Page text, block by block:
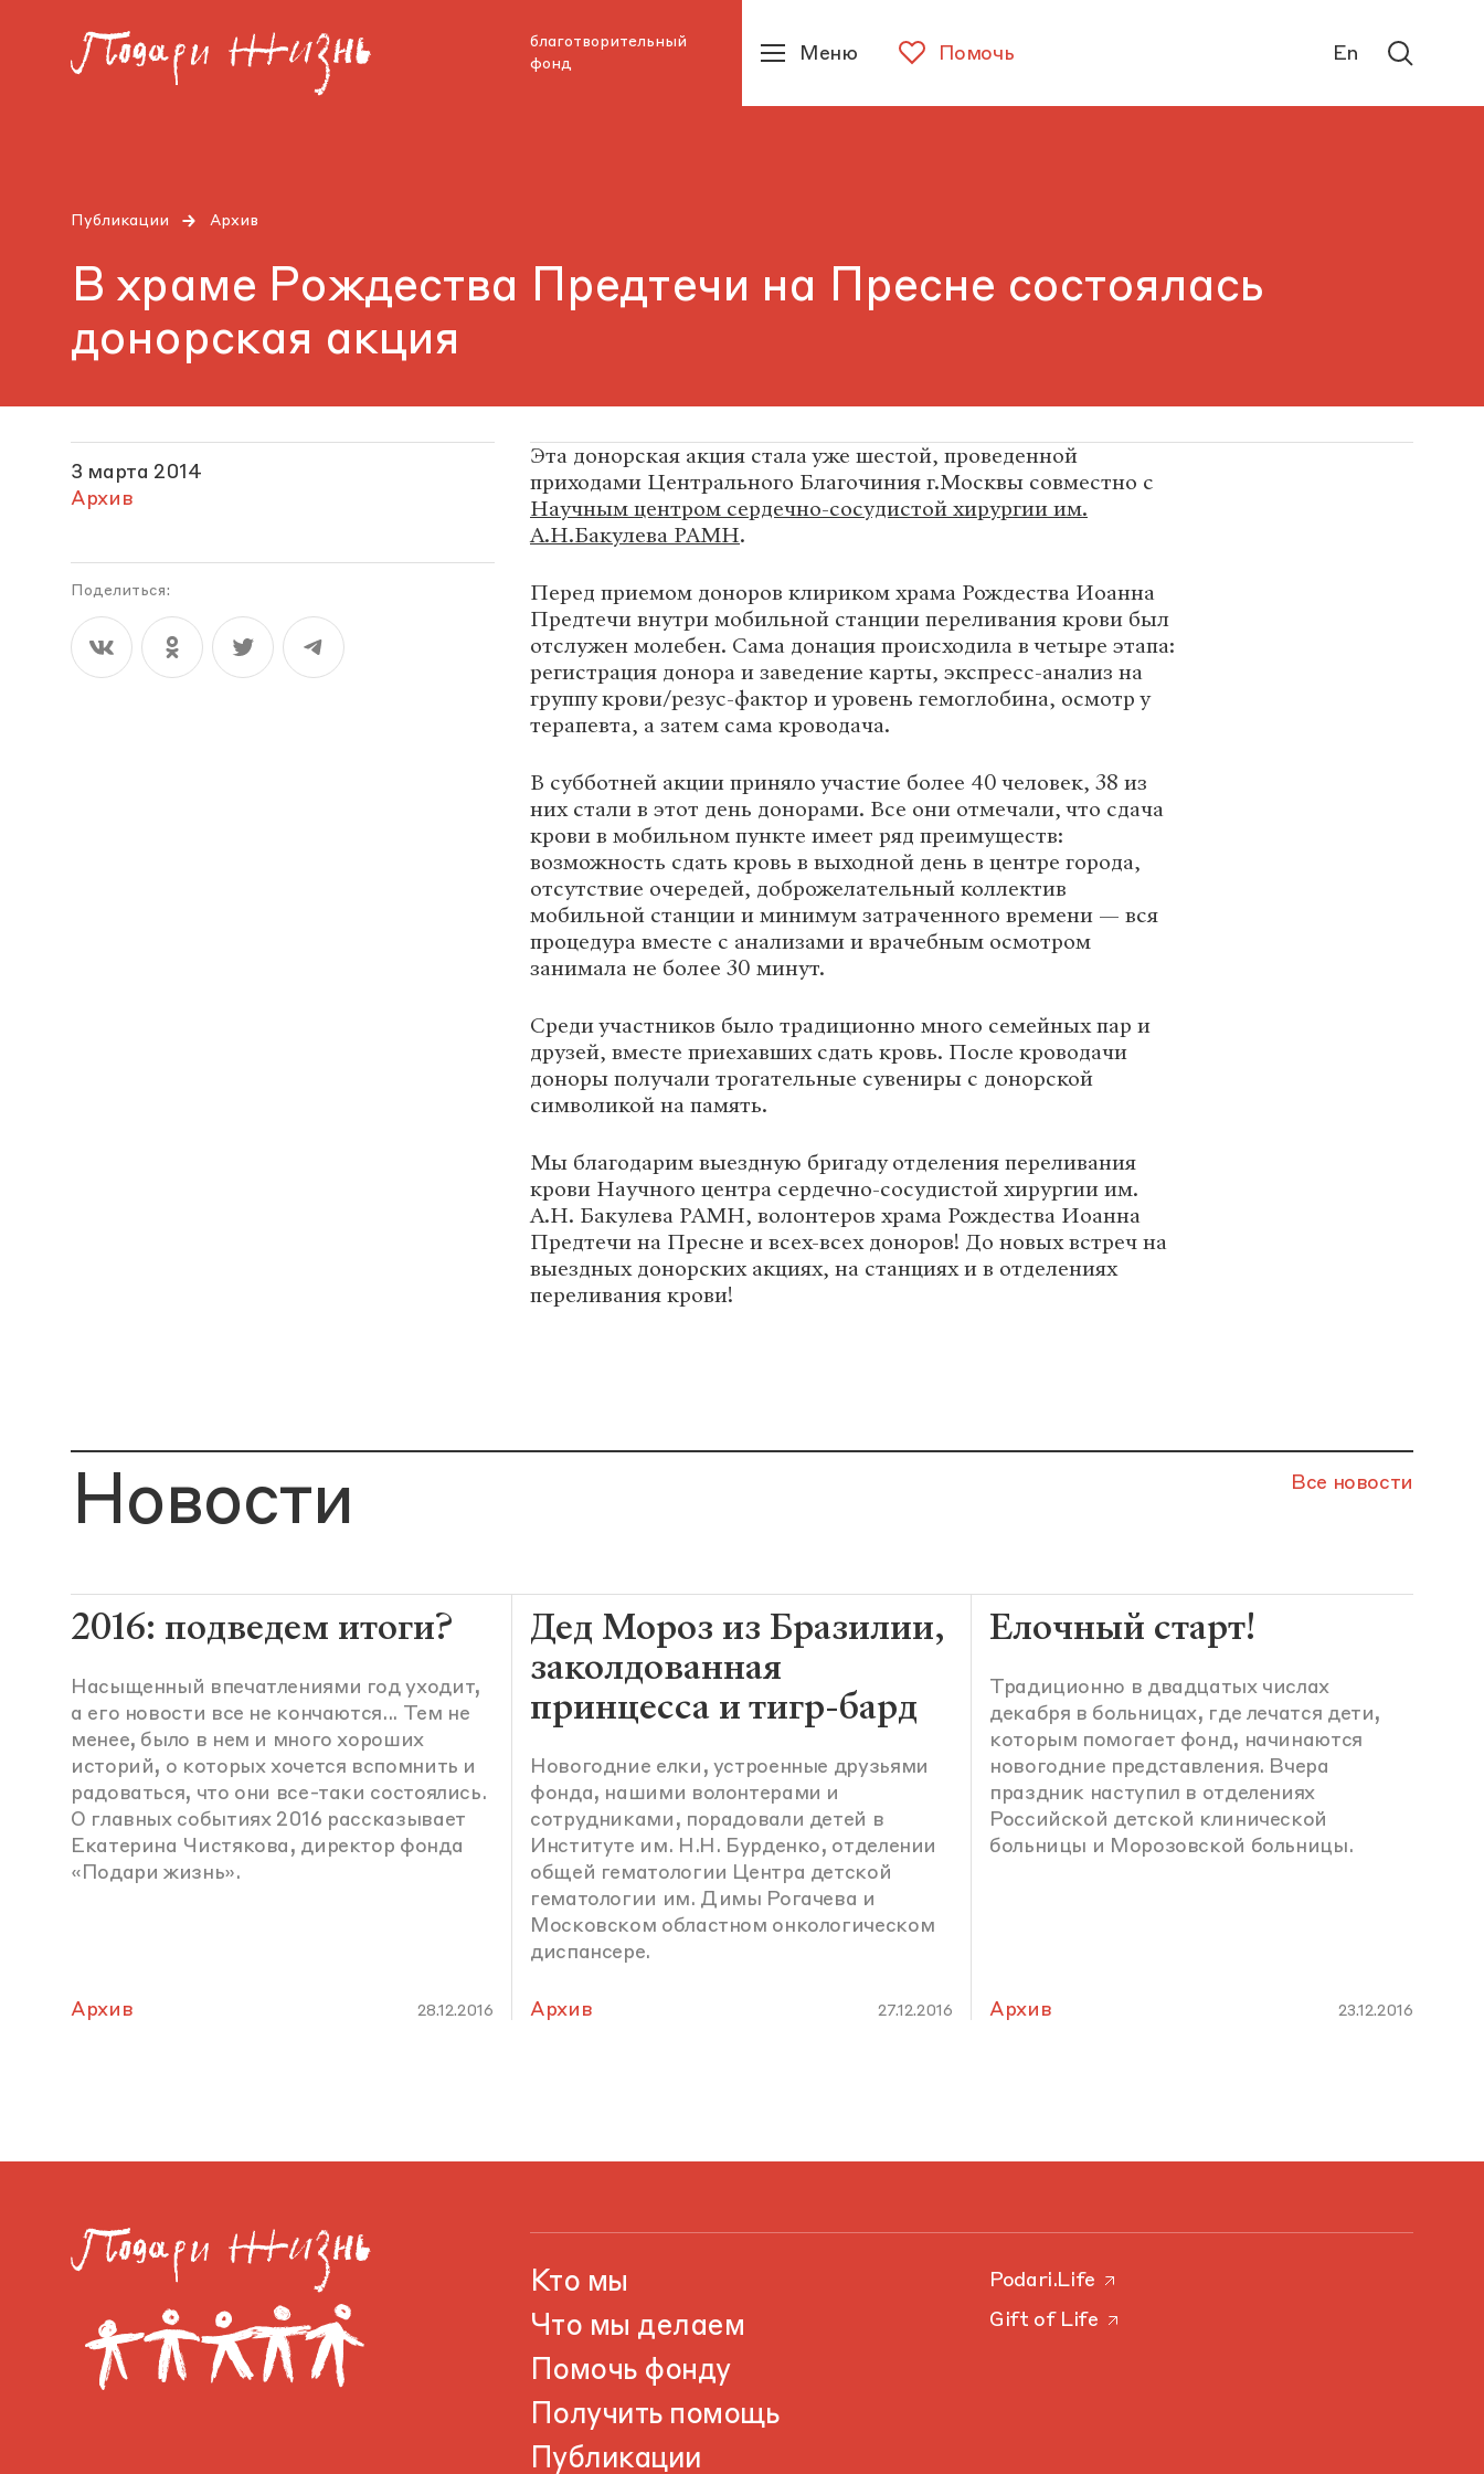
благотворительный
фонд
Помочь
Меню En
Публикации Архив
В храме Рождества Предтечи на Пресне состоялась
донорская акция
3 марта 2014
Архив
Поделиться:
Эта донорская акция стала уже шестой, проведенной
приходами Центрального Благочиния г.Москвы совместно с
Научным центром сердечно-сосудистой хирургии им.
А.Н.Бакулева РАМН.
Перед приемом доноров клириком храма Рождества Иоанна
Предтечи внутри мобильной станции переливания крови был
отслужен молебен. Сама донация происходила в четыре этапа:
регистрация донора и заведение карты, экспресс-анализ на
группу крови/резус-фактор и уровень гемоглобина, осмотр у
терапевта, а затем сама кроводача.
В субботней акции приняло участие более 40 человек, 38 из
них стали в этот день донорами. Все они отмечали, что сдача
крови в мобильном пункте имеет ряд преимуществ:
возможность сдать кровь в выходной день в центре города,
отсутствие очередей, доброжелательный коллектив
мобильной станции и минимум затраченного времени — вся
процедура вместе с анализами и врачебным осмотром
занимала не более 30 минут.
Среди участников было традиционно много семейных пар и
друзей, вместе приехавших сдать кровь. После кроводачи
доноры получали трогательные сувениры с донорской
символикой на память.
Мы благодарим выездную бригаду отделения переливания
крови Научного центра сердечно-сосудистой хирургии им.
А.Н. Бакулева РАМН, волонтеров храма Рождества Иоанна
Предтечи на Пресне и всех-всех доноров! До новых встреч на
выездных донорских акциях, на станциях и в отделениях
переливания крови!
Новости Все новости
2016: подведем итоги?
Насыщенный впечатлениями год уходит,
а его новости все не кончаются... Тем не
менее, было в нем и много хороших
историй, о которых хочется вспомнить и
радоваться, что они все-таки состоялись.
О главных событиях 2016 рассказывает
Екатерина Чистякова, директор фонда
«Подари жизнь».
Архив 28.12.2016
Дед Мороз из Бразилии,
заколдованная
принцесса и тигр-бард
Новогодние елки, устроенные друзьями
фонда, нашими волонтерами и
сотрудниками, порадовали детей в
Институте им. Н.Н. Бурденко, отделении
общей гематологии Центра детской
гематологии им. Димы Рогачева и
Московском областном онкологическом
диспансере.
Архив 27.12.2016
Елочный старт!
Традиционно в двадцатых числах
декабря в больницах, где лечатся дети,
которым помогает фонд, начинаются
новогодние представления. Вчера
праздник наступил в отделениях
Российской детской клинической
больницы и Морозовской больницы.
Архив 23.12.2016
Кто мы
Что мы делаем
Помочь фонду
Получить помощь
Публикации
Podari.Life
Gift of Life